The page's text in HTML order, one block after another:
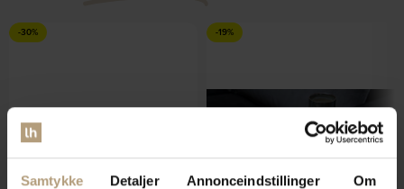
Samtykke Detaljer Annonceindstillinger Om
-30% -19%